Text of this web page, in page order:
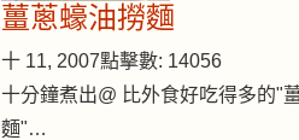
薑蔥蠔油撈麵
十 11, 2007點擊數: 14056
十分鐘煮出@ 比外食好吃得多的"
麵"…